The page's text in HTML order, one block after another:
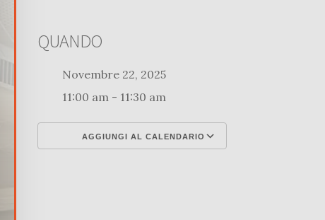
QUANDO
Novembre 22, 2025
11:00 am - 11:30 am
AGGIUNGI AL CALENDARIO